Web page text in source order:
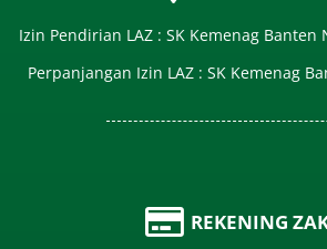
Izin Pendirian LAZ : SK Kemenag Banten
Perpanjangan Izin LAZ : SK Kemenag
REKENING